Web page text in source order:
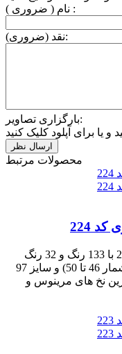
نام ( ضروری ) :
نقد (ضروری):
بارگزاری تصاویر:
محصولات مرتبط
224
نخ و نقشه تابلوفرش دستباف طرح کد 224 با 133 رنگ و 32 رنگ
ابریشم به ابعاد 637 رج در 1100 گره (رجشمار 46 تا 50) و سایز 97
ترین نخ های مرینوس و